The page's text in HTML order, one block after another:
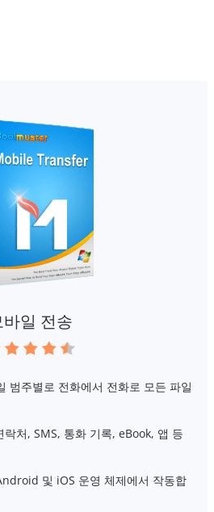
바일 전송
범주별로 전화에서 전화로 모든 파일
처, SMS, 통화 기록, eBook, 앱 등
및 iOS 운영 체제에서 작동합